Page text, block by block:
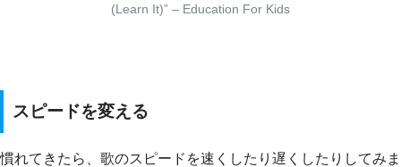
(Learn It)” – Education For Kids
スピードを変える
慣れてきたら、歌のスピードを速くしたり遅くしたりしてみま